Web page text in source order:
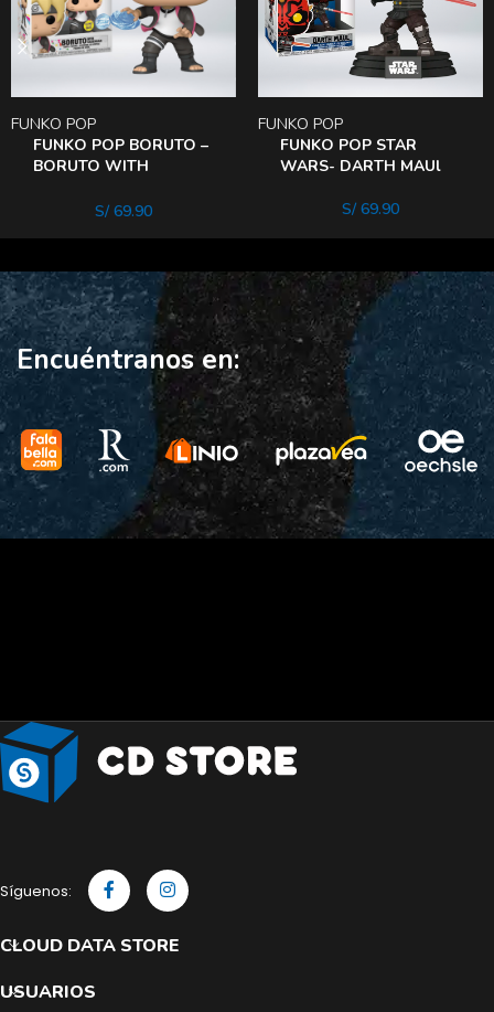
FUNKO POP BORUTO –
BORUTO WITH
EDITION
FUNKO POP
S/69.90
FUNKO POP STAR
WARS- DARTH MAUl
FUNKO POP
S/69.90
Encuéntranos en:
Síguenos:
CLOUD DATA STORE
USUARIOS